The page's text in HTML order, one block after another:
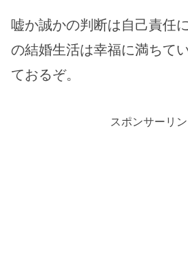
嘘か誠かの判断は自己責任
の結婚生活は幸福に満ちて
ておるぞ。
スポンサーリ